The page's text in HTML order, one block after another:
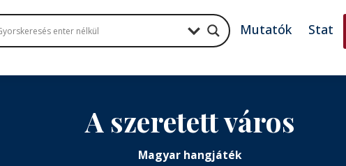
Mutatók Stat
A szeretett város
Magyar hangjáték